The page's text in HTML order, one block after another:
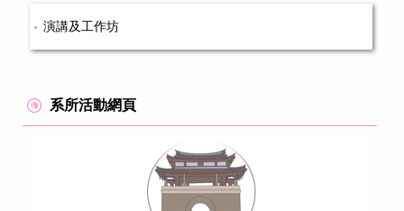
國際合作學校與單位
演講及工作坊
系所活動網頁